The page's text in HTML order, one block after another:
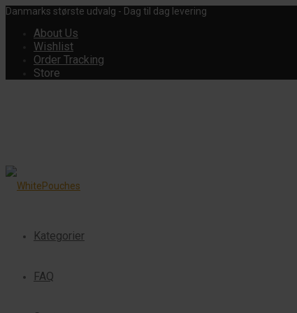
Danmarks største udvalg - Dag til dag levering
About Us
Wishlist
Order Tracking
Store
Kategorier
FAQ